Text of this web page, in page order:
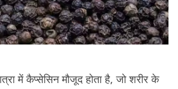
में कैप्सेसिन मौजूद होता है, जो शरीर के